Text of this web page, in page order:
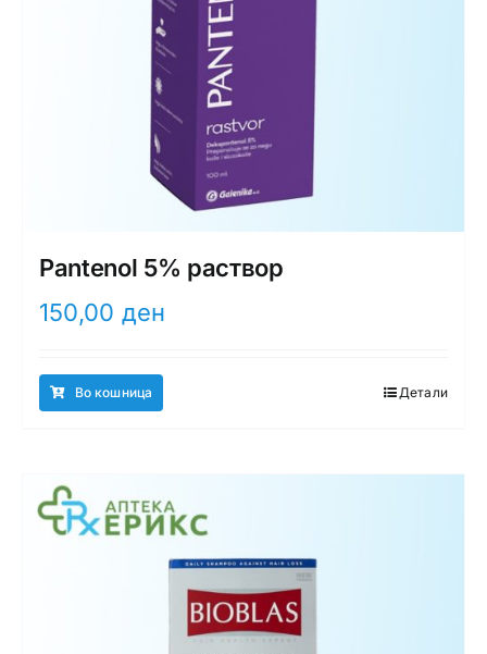
Pantenol 5% раствор
150,00 ден
Во кошница Детали